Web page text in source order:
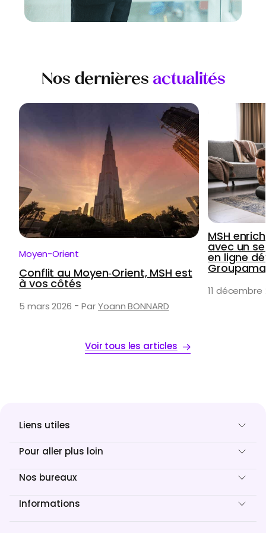
Nos dernièresactualités
Moyen-Orient
Conflit au Moyen‑Orient, MSH est
à vos côtés
5 mars 2026 -ParYoann BONNARD
MSH
avec un
en ligne
11 décembre
Voir tous les articles
Liens utiles
Pour aller plus loin
Nos bureaux
Informations